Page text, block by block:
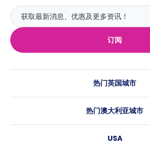
订阅
热门英国城市
伦敦
热门澳大利亚城市
USA